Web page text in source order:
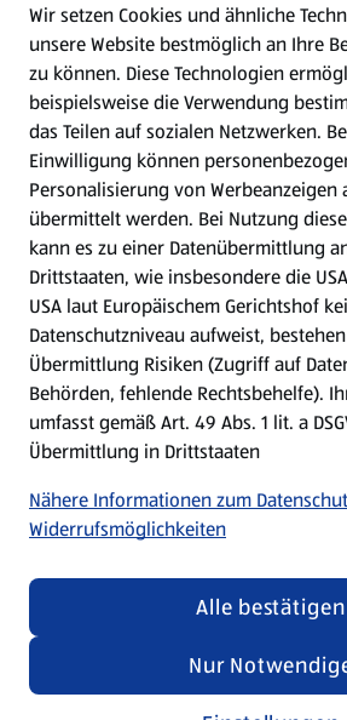
WhatsApp
Gewinnspiele
Mein HOFER. Meine Einkäufe.
Meine Meinung. Mein HOFER.
Gutscheingroßbestellung
(öffnet in einem neuen Tab)
Folge uns hier:
Jetzt die HOFER App downloaden
Datenschutz- und Richtlinienmenü
Impressum
Security
(öffnet
Wir setzen Cookies und ähnliche
unsere Website bestmöglich an Ihre
zu können. Diese Technologien
beispielsweise die Verwendung
das Teilen auf sozialen Netzwerken.
Einwilligung können
Personalisierung von Werbeanzeigen
übermittelt werden. Bei Nutzung
kann es zu einer Datenübermittlung
Drittstaaten, wie insbesondere die
USA laut Europäischem Gerichtshof
Datenschutzniveau aufweist,
Übermittlung Risiken (Zugriff auf
Behörden, fehlende Rechtsbehelfe).
umfasst gemäß Art. 49 Abs. 1 lit. a
Übermittlung in Drittstaaten
Nähere Informationen zum
Widerrufsmöglichkeiten
Nur
Alle bestätigen